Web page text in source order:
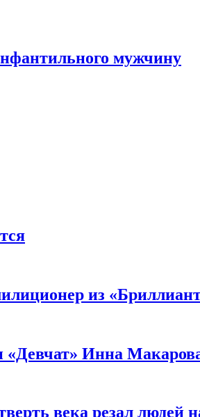
мужчину
из
«Девчат» Инна
века резал людей